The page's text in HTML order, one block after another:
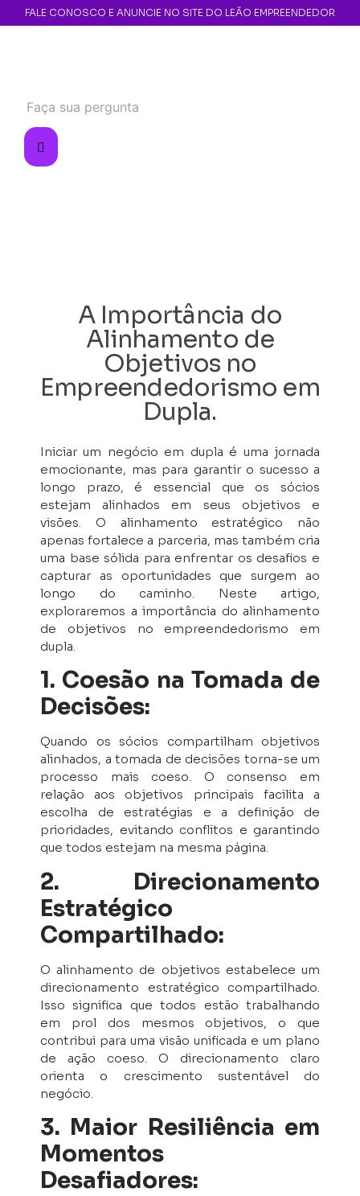
FALE CONOSCO E ANUNCIE NO SITE DO LEÃO EMPREENDEDOR
A Importância do
Alinhamento de
Objetivos no
Empreendedorismo em
Dupla.
Iniciar um negócio em dupla é uma jornada
emocionante, mas para garantir o sucesso a
longo prazo, é essencial que os sócios
estejam alinhados em seus objetivos e
visões. O alinhamento estratégico não
apenas fortalece a parceria, mas também cria
uma base sólida para enfrentar os desafios e
capturar as oportunidades que surgem ao
longo do caminho. Neste artigo,
exploraremos a importância do alinhamento
de objetivos no empreendedorismo em
dupla.
1. Coesão na Tomada de
Decisões:
Quando os sócios compartilham objetivos
alinhados, a tomada de decisões torna-se um
processo mais coeso. O consenso em
relação aos objetivos principais facilita a
escolha de estratégias e a definição de
prioridades, evitando conflitos e garantindo
que todos estejam na mesma página.
2. Direcionamento
Estratégico
Compartilhado:
O alinhamento de objetivos estabelece um
direcionamento estratégico compartilhado.
Isso significa que todos estão trabalhando
em prol dos mesmos objetivos, o que
contribui para uma visão unificada e um plano
de ação coeso. O direcionamento claro
orienta o crescimento sustentável do
negócio.
3. Maior Resiliência em
Momentos
Desafiadores: